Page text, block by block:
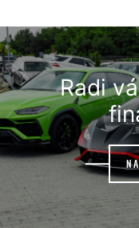
Radi